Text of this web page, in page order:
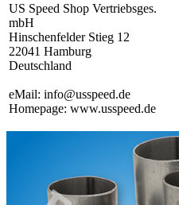
US Speed Shop Vertriebsges.
mbH
Hinschenfelder Stieg 12
22041 Hamburg
Deutschland
eMail: info@usspeed.de
Homepage: www.usspeed.de